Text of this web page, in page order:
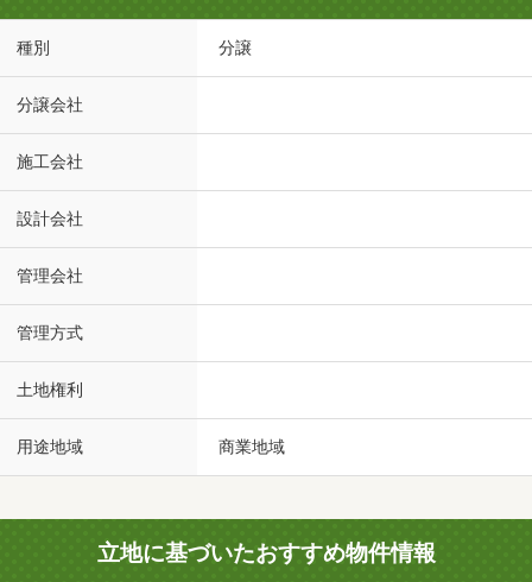
種別 分譲
分譲会社
施工会社
設計会社
管理会社
管理方式
土地権利
用途地域 商業地域
立地に基づいたおすすめ物件情報